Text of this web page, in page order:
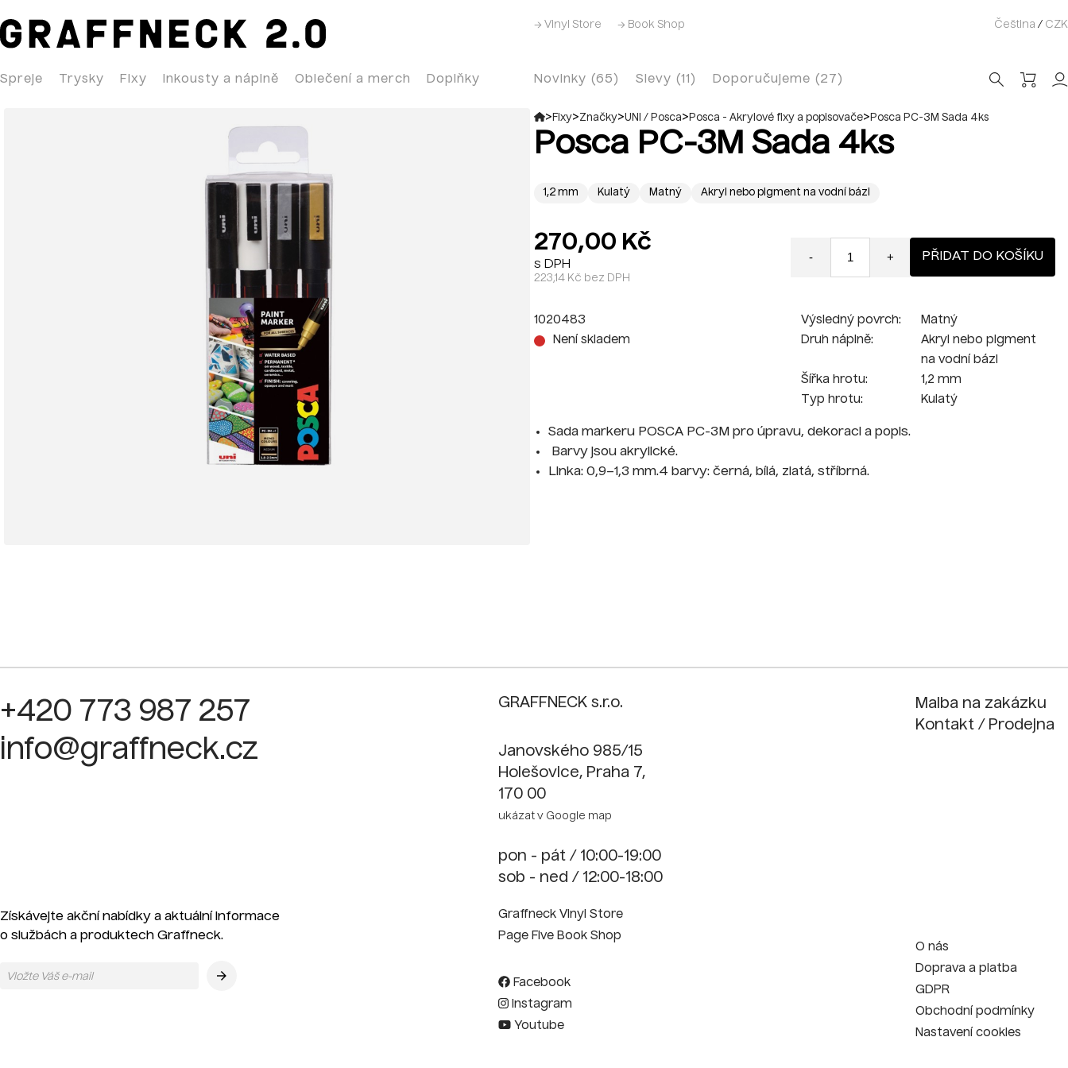
Spreje Trysky Fixy Inkousty a náplně Oblečení a merch Doplňky
→ Vinyl Store → Book Shop Čeština / CZK
Novinky (65) Slevy (11) Doporučujeme (27)
>Fixy>Značky>UNI / Posca>Posca - Akrylové fixy a popisovače>Posca PC-3M Sada 4ks
Posca PC-3M Sada 4ks
1,2 mm Kulatý Matný Akryl nebo pigment na vodní bázi
270,00 Kč
s DPH
223,14 Kč bez DPH
- + PŘIDAT DO KOŠÍKU
1020483
Není skladem
Výsledný povrch:
Matný
Druh náplně:
Akryl nebo pigment
na vodní bázi
Šířka hrotu:
1,2 mm
Typ hrotu:
Kulatý
Sada markeru POSCA PC-3M pro úpravu, dekoraci a popis.
Barvy jsou akrylické.
Linka: 0,9–1,3 mm.4 barvy: černá, bílá, zlatá, stříbrná.
+420 773 987 257
info@graffneck.cz
Získávejte akční nabídky a aktuální informace
o službách a produktech Graffneck.
GRAFFNECK s.r.o.
Janovského 985/15
Holešovice, Praha 7,
170 00
ukázat v Google map
pon - pát / 10:00-19:00
sob - ned / 12:00-18:00
Graffneck Vinyl Store
Page Five Book Shop
Facebook
Instagram
Youtube
Malba na zakázku
Kontakt / Prodejna
O nás
Doprava a platba
GDPR
Obchodní podmínky
Nastavení cookies